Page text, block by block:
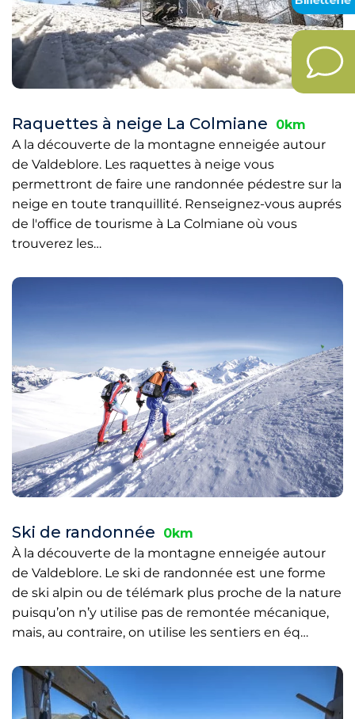
Raquettes à neige La Colmiane
0km
A la découverte de la montagne enneigée autour
de Valdeblore. Les raquettes à neige vous
permettront de faire une randonnée pédestre sur la
neige en toute tranquillité. Renseignez-vous auprés
de l'office de tourisme à La Colmiane où vous
trouverez les…
Ski de randonnée
0km
À la découverte de la montagne enneigée autour
de Valdeblore. Le ski de randonnée est une forme
de ski alpin ou de télémark plus proche de la nature
puisqu’on n’y utilise pas de remontée mécanique,
mais, au contraire, on utilise les sentiers en éq…